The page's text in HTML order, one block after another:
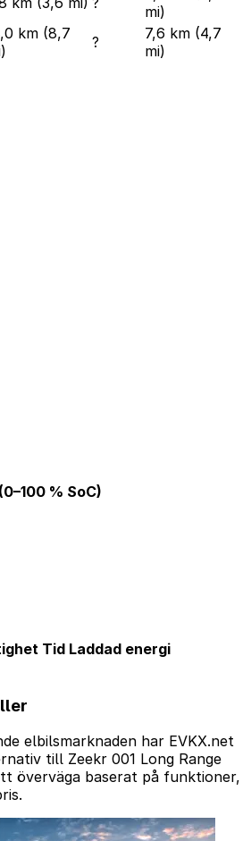
mi)
km (8,7
?
7,6 km (4,7
mi)
% SoC)
Tid Laddad energi
elbilsmarknaden har EVKX.net
till Zeekr 001 Long Range
överväga baserat på funktioner,